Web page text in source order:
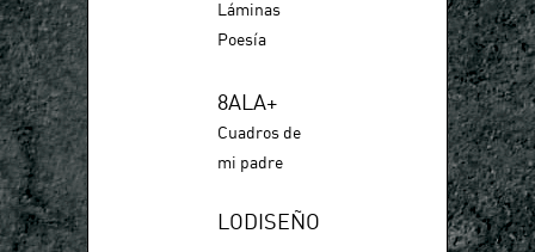
Láminas
Poesía
8ALA+
Cuadros de
mi padre
LODISEÑO